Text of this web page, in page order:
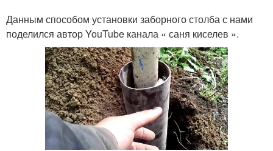
Данным способом установки заборного столба с нами
поделился автор YouTube канала « саня киселев ».